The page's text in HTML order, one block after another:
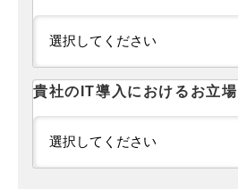
貴社のIT導入におけるお立場